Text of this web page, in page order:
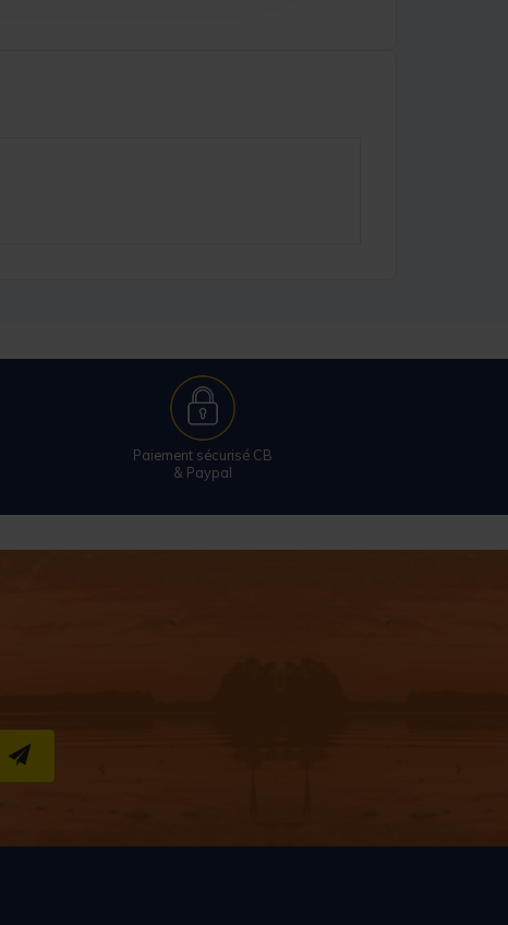
Paiement sécurisé CB
& Paypal
S''INSCRIRE